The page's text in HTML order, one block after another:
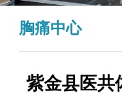
胸痛中心
紫金县医共